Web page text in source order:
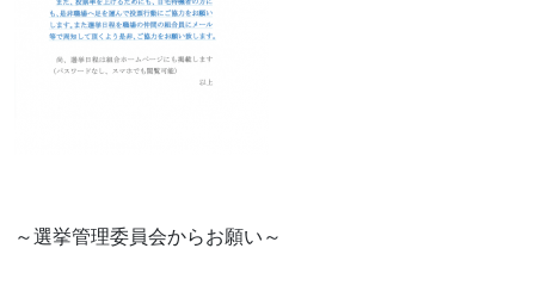
～選挙管理委員会からお願い～